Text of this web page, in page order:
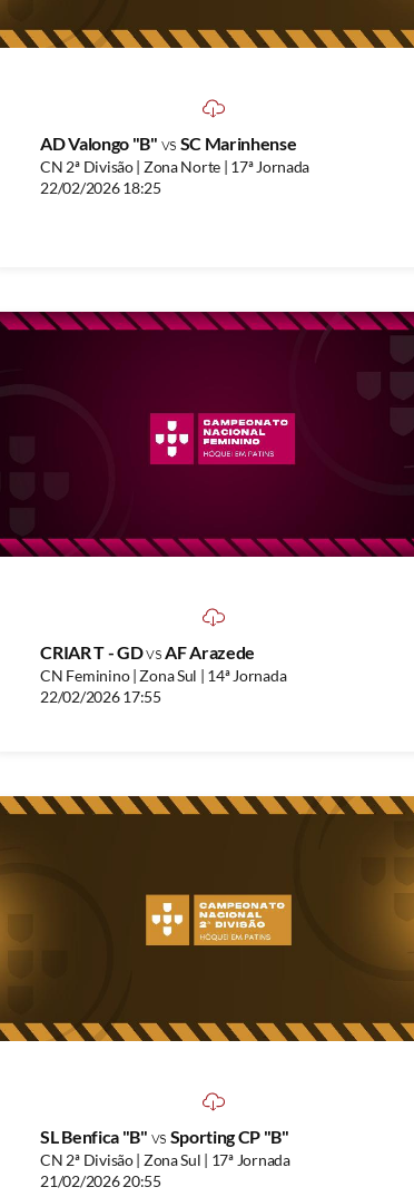
AD Valongo "B" vs SC Marinhense
CN 2ª Divisão | Zona Norte | 17ª Jornada
22/02/2026 18:25
CRIAR T - GDvsAF Arazede
CN Feminino | Zona Sul | 14ª Jornada
22/02/2026 17:55
SL Benfica "B" vs Sporting CP "B"
CN 2ª Divisão | Zona Sul | 17ª Jornada
21/02/2026 20:55